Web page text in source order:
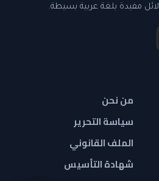
مفيدة بلغة عربية بسيطة.
من نحن
سياسة التحرير
الملف القانوني
شهادة التأسيس